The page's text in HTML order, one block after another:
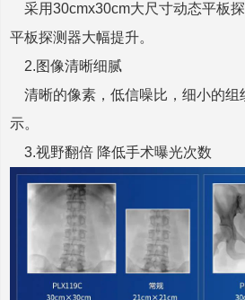
采用30cmx30cm大尺寸动态平板
平板探测器大幅提升。
2.图像清晰细腻
清晰的像素，低信噪比，细小的组
示。
3.视野翻倍 降低手术曝光次数